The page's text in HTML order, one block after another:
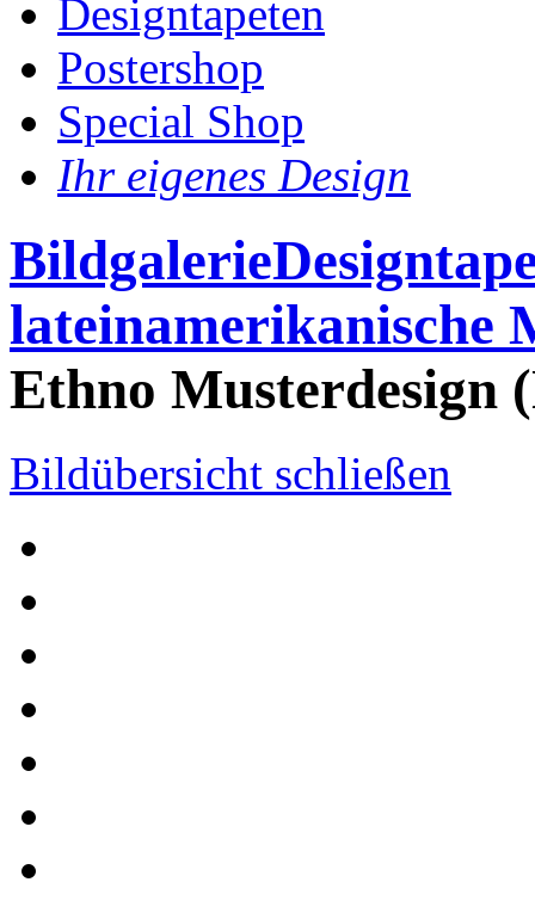
Designtapeten
Postershop
Special Shop
Ihr eigenes Design
Bildgalerie
lateinamerikanische
Ethno Musterdesign
Bildübersicht schließen